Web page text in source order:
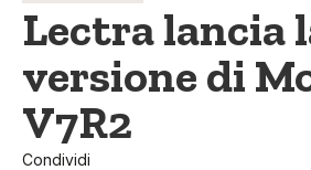
Lectra lancia
versione di
V7R2
Condividi